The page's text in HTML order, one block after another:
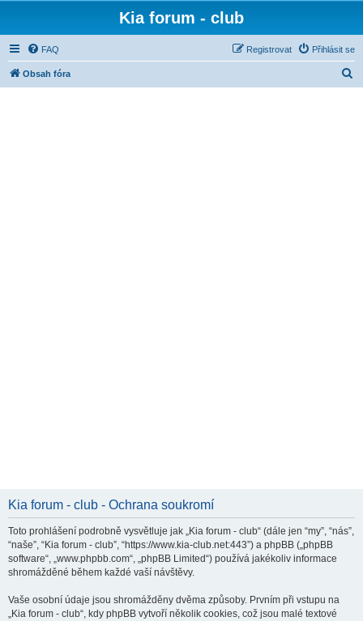
Kia forum - club
FAQ Přihlásit se
Registrovat
Obsah fóra
Kia forum - club - Ochrana soukromí
Toto prohlášení podrobně vysvětluje jak „Kia forum - club“ (dále jen “my”, “nás”,
“naše”, “Kia forum - club”, “https://www.kia-club.net:443”) a phpBB („phpBB
software“, „www.phpbb.com“, „phpBB Limited“) používá jakékoliv informace
shromážděné během každé vaší návštěvy.
Vaše osobní údaje jsou shromážděny dvěma způsoby. Prvním při vstupu na
„Kia forum - club“, kdy phpBB vytvoří několik cookies, což jsou malé textové